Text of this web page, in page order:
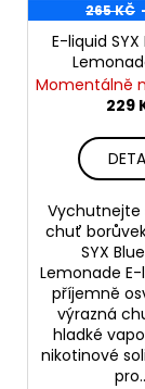
265 KČ
E-liquid SYX
Momentálně
229
Vychutnejte
chuť
SYX
Lemonade
příjemně
výrazná
hladké
nikotinové